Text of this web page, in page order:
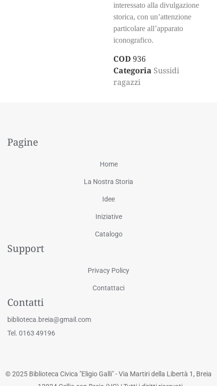
interessato alla divulgazione
storica, con un’attenzione
particolare all’apparato
iconografico.
COD936
Categoria Sussidi
ragazzi
Pagine
Home
La Nostra Storia
Idee
Iniziative
Catalogo
Support
Privacy Policy
Contattaci
Contatti
biblioteca.breia@gmail.com
Tel. 0163 49196
© 2025 Biblioteca Civica "Eligio Galli" - Via Martiri della Libertà 1, Breia